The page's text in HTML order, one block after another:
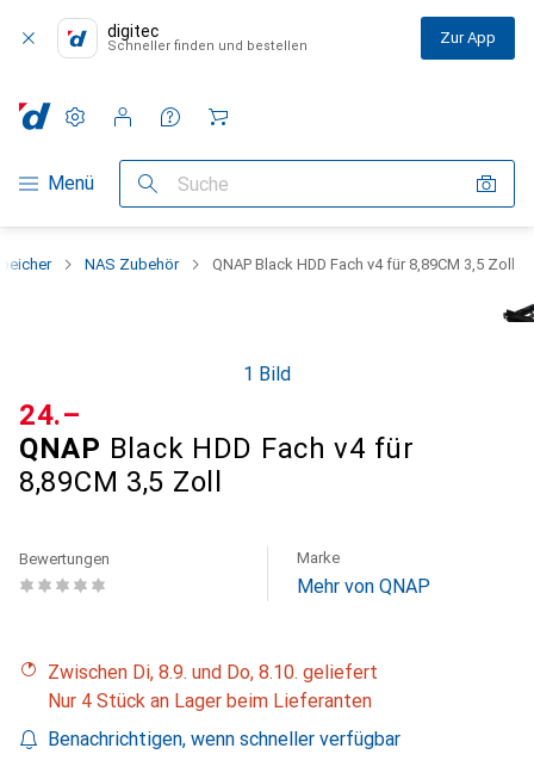
digitec
Schneller finden und bestellen Zur App
Navigation nach Kategorien
Menü Suche
Einstellungen
Kundenkonto
Vergleichslisten
Merklisten
Warenkorb
NAS Zubehör QNAP Black HDD Fach v4 für 8,89CM 3,5 Zoll
1 Bild
QNAP Black HDD Fach v4 für
8,89CM 3,5 Zoll
CHF
24.–
Bewertungen Marke
Mehr von QNAP
Zwischen Di, 8.9. und Do, 8.10. geliefert
Nur 4 Stück an Lager beim Lieferanten
Benachrichtigen, wenn schneller verfügbar